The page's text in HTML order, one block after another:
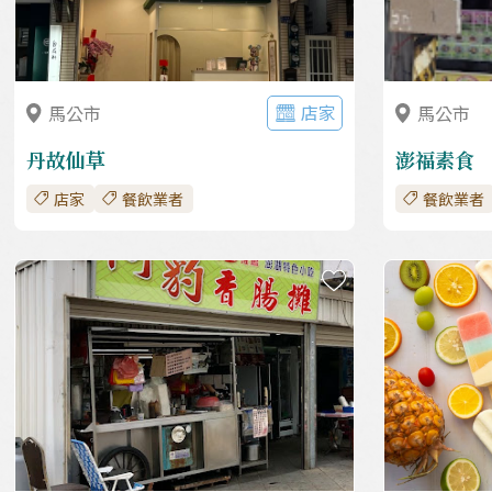
馬公市 店家
丹故仙草
店家 餐飲業者
馬公市
澎福素食
餐飲業者
收藏